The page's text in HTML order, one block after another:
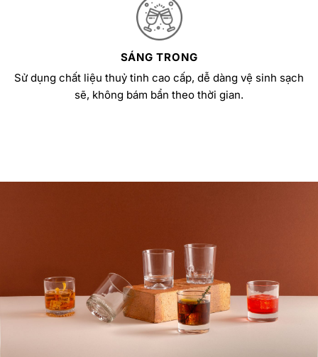
SÁNG TRONG
Sử dụng chất liệu thuỷ tinh cao cấp, dễ dàng vệ sinh sạch
sẽ, không bám bẩn theo thời gian.